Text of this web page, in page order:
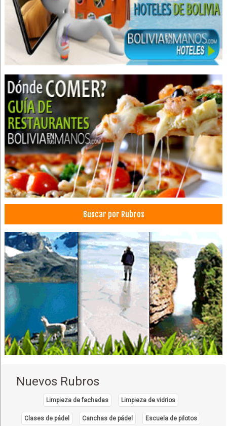
Restaurant: Truchas
Snack
Pollos a la Leña
Pollos a la brasa
Restaurantes: Comida Criolla
Comida Nacional
Convenciones
Almuerzo Ejecutivo
Alitas de Pollo
Delivery
Carnes a la Parrilla
Pensiones
Almuerzo Familiar
Buscar por Rubros
Nuevos Rubros
Limpieza de fachadas Limpieza de vidrios
Clases de pádel Canchas de pádel Escuela de pilotos